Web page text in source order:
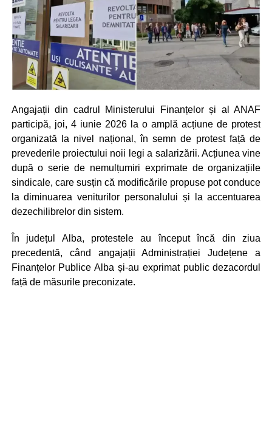
Angajații din cadrul Ministerului Finanțelor și al ANAF
participă, joi, 4 iunie 2026 la o amplă acțiune de protest
organizată la nivel național, în semn de protest față de
prevederile proiectului noii legi a salarizării. Acțiunea vine
după o serie de nemulțumiri exprimate de organizațiile
sindicale, care susțin că modificările propuse pot conduce
la diminuarea veniturilor personalului și la accentuarea
dezechilibrelor din sistem.
În județul Alba, protestele au început încă din ziua
precedentă, când angajații Administrației Județene a
Finanțelor Publice Alba și-au exprimat public dezacordul
față de măsurile preconizate.